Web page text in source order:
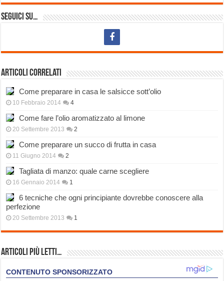
Seguici su…
Articoli correlati
Come preparare in casa le salsicce sott’olio
10 Febbraio 2014 4
Come fare l’olio aromatizzato al limone
20 Settembre 2013 2
Come preparare un succo di frutta in casa
11 Giugno 2014 2
Tagliata di manzo: quale carne scegliere
16 Gennaio 2014 1
6 tecniche che ogni principiante dovrebbe conoscere alla
perfezione
20 Settembre 2013 1
Articoli più Letti…